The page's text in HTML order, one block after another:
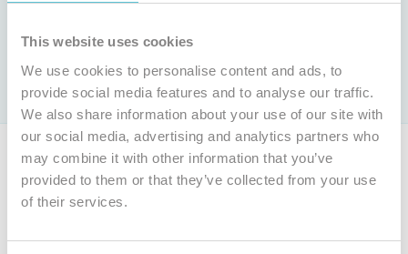
This website uses cookies
We use cookies to personalise content and ads, to
provide social media features and to analyse our traffic.
We also share information about your use of our site with
our social media, advertising and analytics partners who
may combine it with other information that you’ve
provided to them or that they’ve collected from your use
of their services.
Len u nás webhosting už od 0,9 € bez DPH mesačne ( cenník)
s jedinečnougaranciou 100 % dostupnosti
Ak nie ste majiteľom tejto domény, môžete si objednať vlastnú
doménu a webhosting.